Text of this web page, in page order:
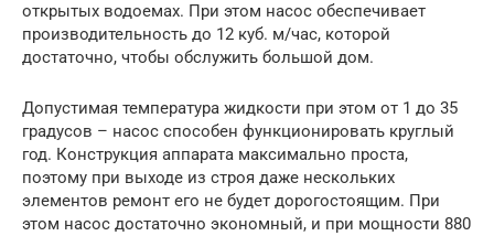
открытых водоемах. При этом насос обеспечивает
производительность до 12 куб. м/час, которой
достаточно, чтобы обслужить большой дом.
Допустимая температура жидкости при этом от 1 до 35
градусов – насос способен функционировать круглый
год. Конструкция аппарата максимально проста,
поэтому при выходе из строя даже нескольких
элементов ремонт его не будет дорогостоящим. При
этом насос достаточно экономный, и при мощности 880